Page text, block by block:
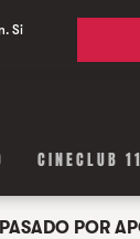
Si
CINECLUB
POR